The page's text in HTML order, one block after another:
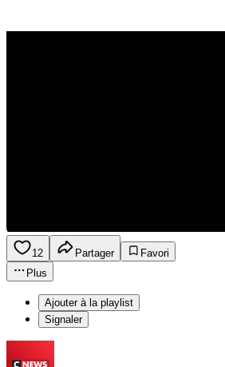
12 Partager
Favori
Plus
Ajouter à la playlist
Signaler